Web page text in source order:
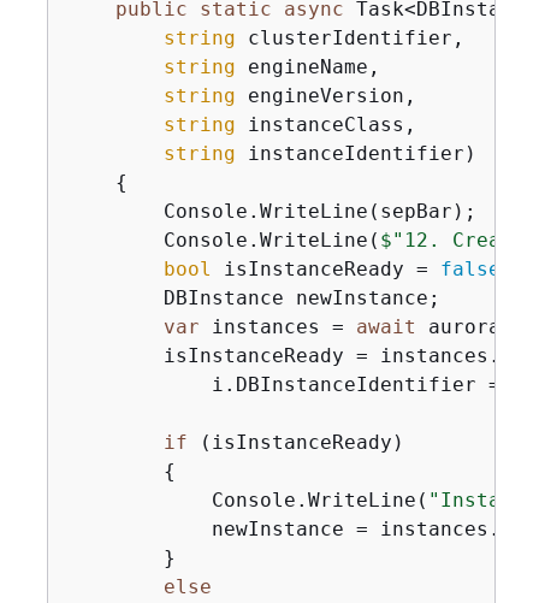
public static async
string clusterIdentifier,
string engineName,
string engineVersion,
string instanceClass,
string instanceIdentifier)
{
        Console.WriteLine(sepBar);
        Console.WriteLine(
$"12.
bool isInstanceReady = false
        DBInstance newInstance;
var instances = await
isInstanceReady =
i.DBInstanceIdentifier ==
if (isInstanceReady)
{
            Console.WriteLine(
newInstance =
        }
else